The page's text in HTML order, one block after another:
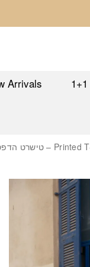
Arrivals